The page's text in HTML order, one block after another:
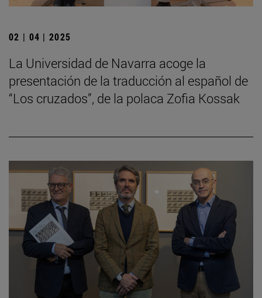
02 | 04 | 2025
La Universidad de Navarra acoge la
presentación de la traducción al español de
“Los cruzados”, de la polaca Zofia Kossak